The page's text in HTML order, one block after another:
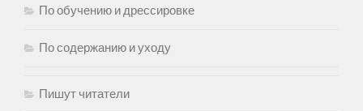
По обучению и дрессировке
По содержанию и уходу
Пишут читатели